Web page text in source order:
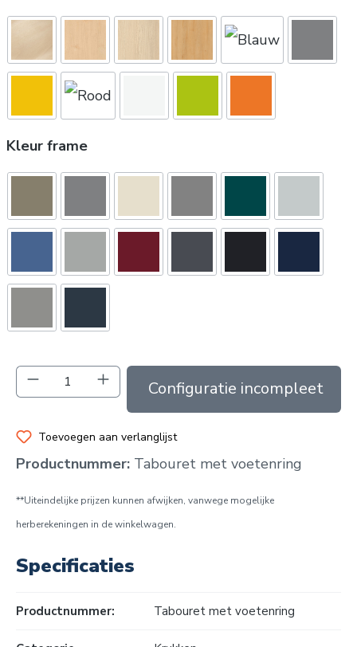
Kleur frame
Producthoeveelheid: Voer de gewenste
In de winkelmand
Toevoegen aan verlanglijst
Productnummer: Tabouret met voetenring
**Uiteindelijke prijzen kunnen afwijken, vanwege mogelijke
herberekeningen in de winkelwagen.
Specificaties
Productnummer: Tabouret met voetenring